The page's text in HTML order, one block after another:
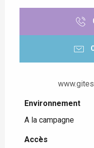
Environnement
Environnement
A la campagne
Accès
Accès